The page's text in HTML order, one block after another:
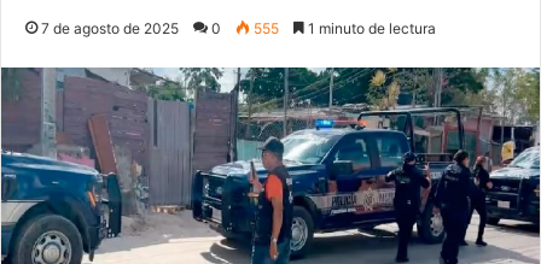
7 de agosto de 2025 0 555 1 minuto de lectura